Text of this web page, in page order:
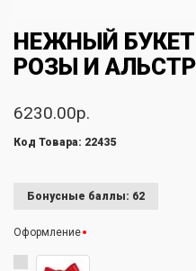
НЕЖНЫЙ
РОЗЫ И
6230.00р.
Код Товара: 22435
Бонусные баллы: 62
Оформление